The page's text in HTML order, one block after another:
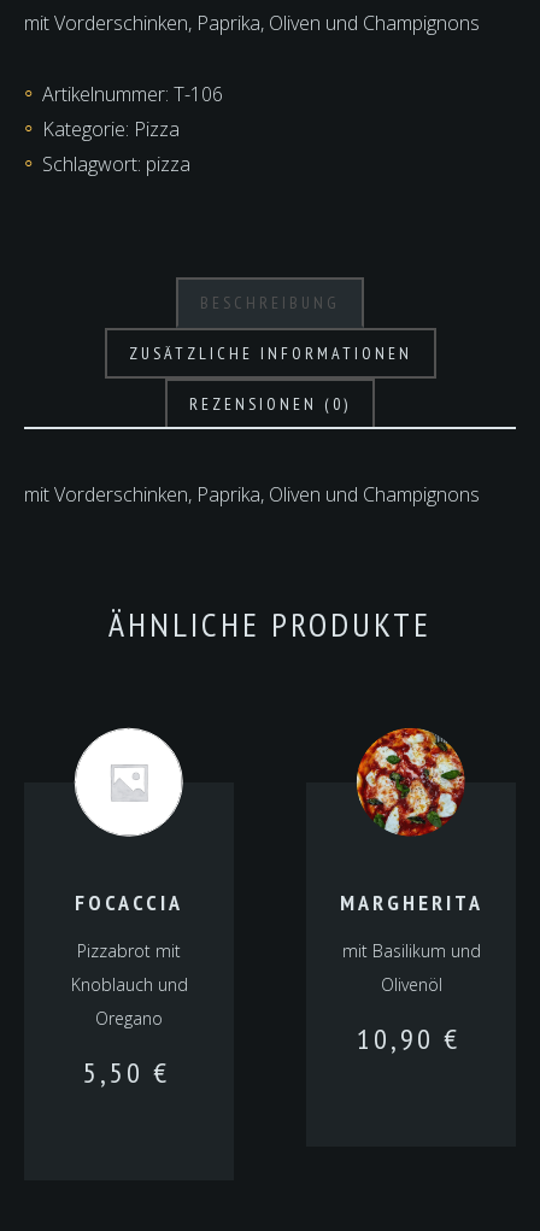
mit Vorderschinken, Paprika, Oliven und Champignons
Artikelnummer: T-106
Kategorie: Pizza
Schlagwort: pizza
BESCHREIBUNG
ZUSÄTZLICHE INFORMATIONEN
REZENSIONEN (0)
mit Vorderschinken, Paprika, Oliven und Champignons
ÄHNLICHE PRODUKTE
FOCACCIA
Pizzabrot mit
Knoblauch und
Oregano
5,50 €
MARGHERITA
mit Basilikum und
Olivenöl
10,90 €